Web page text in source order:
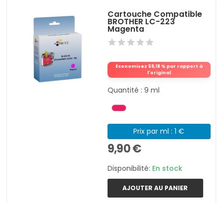
Cartouche Compatible
BROTHER LC-223
Magenta
Économisez 59,18 % par rapport à
l'original
Quantité : 9 ml
Prix par ml : 1 €
9,90 €
Disponibilité: En stock
AJOUTER AU PANIER